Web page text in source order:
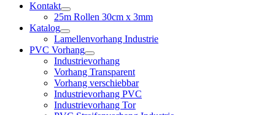
Kontakt
25m Rollen 30cm x 3mm
Katalog
Lamellenvorhang Industrie
PVC Vorhang
Industrievorhang
Vorhang Transparent
Vorhang verschiebbar
Industrievorhang PVC
Industrievorhang Tor